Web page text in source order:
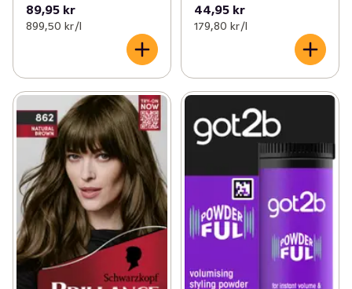
89,95 kr
899,50 kr /l
44,95 kr
179,80 kr /l